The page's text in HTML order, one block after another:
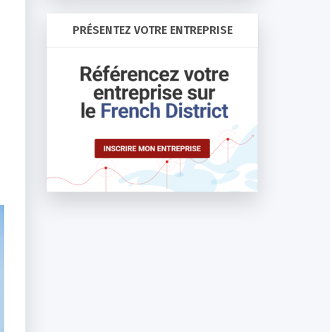
PRÉSENTEZ VOTRE ENTREPRISE